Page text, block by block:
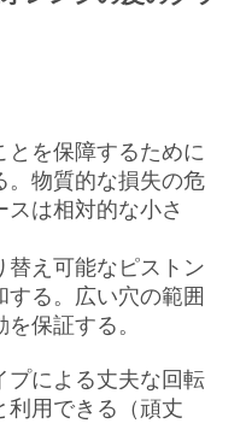
とを保障するために
。物質的な損失の危
は相対的な小さ
替え可能なピストン
る。広い穴の範囲
保証する。
プによる丈夫な回転
利用できる（頑丈